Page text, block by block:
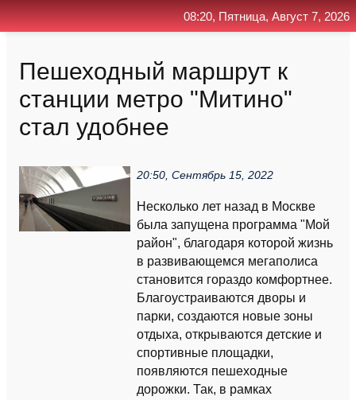
Пешеходный маршрут к
станции метро "Митино"
стал удобнее
20:50, Сентябрь 15, 2022
Несколько лет назад в Москве
была запущена программа "Мой
район", благодаря которой жизнь
в развивающемся мегаполиса
становится гораздо комфортнее.
Благоустраиваются дворы и
парки, создаются новые зоны
отдыха, открываются детские и
спортивные площадки,
появляются пешеходные
дорожки. Так, в рамках
08:20, Пятница, Август 7, 2026